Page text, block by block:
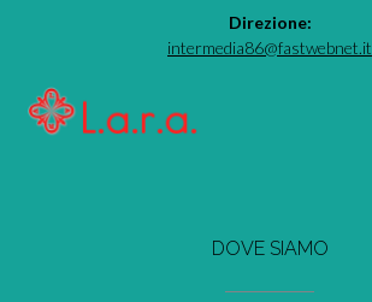
Direzione:
intermedia86@fastwebnet.it
DOVE SIAMO